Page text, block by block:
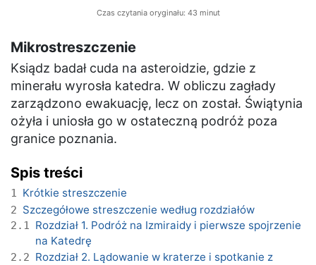
Czas czytania oryginału: 43 minut
Mikrostreszczenie
Ksiądz badał cuda na asteroidzie, gdzie z
minerału wyrosła katedra. W obliczu zagłady
zarządzono ewakuację, lecz on został. Świątynia
ożyła i uniosła go w ostateczną podróż poza
granice poznania.
Spis treści
1 Krótkie streszczenie
2 Szczegółowe streszczenie według rozdziałów
2.1
Rozdział 1. Podróż na Izmiraidy i pierwsze spojrzenie
na Katedrę
2.2 Rozdział 2. Lądowanie w kraterze i spotkanie z